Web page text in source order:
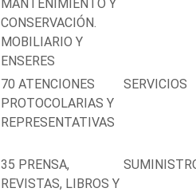
MANTENIMIENTO Y
CONSERVACIÓN.
MOBILIARIO Y
ENSERES
70 ATENCIONES
PROTOCOLARIAS Y
REPRESENTATIVAS
SERVICIOS
35 PRENSA,
REVISTAS, LIBROS Y